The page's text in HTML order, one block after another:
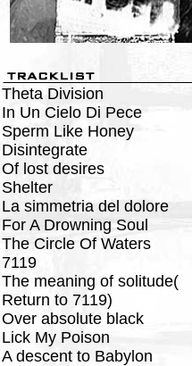
Theta Division
In Un Cielo Di Pece
Sperm Like Honey
Disintegrate
Of lost desires
Shelter
La simmetria del dolore
For A Drowning Soul
The Circle Of Waters
7119
The meaning of solitude(
Return to 7119)
Over absolute black
Lick My Poison
A descent to Babylon